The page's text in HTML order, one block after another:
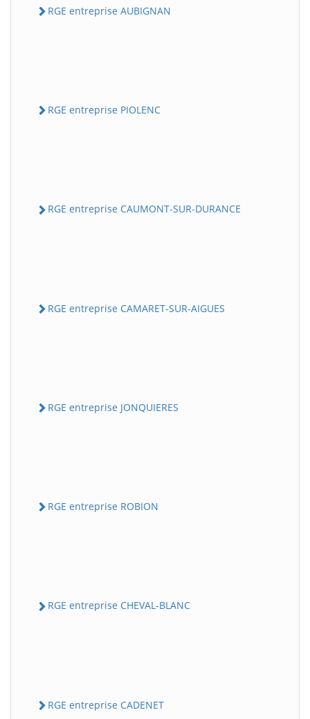
RGE entreprise AUBIGNAN
RGE entreprise PIOLENC
RGE entreprise CAUMONT-SUR-DURANCE
RGE entreprise CAMARET-SUR-AIGUES
RGE entreprise JONQUIERES
RGE entreprise ROBION
RGE entreprise CHEVAL-BLANC
RGE entreprise CADENET